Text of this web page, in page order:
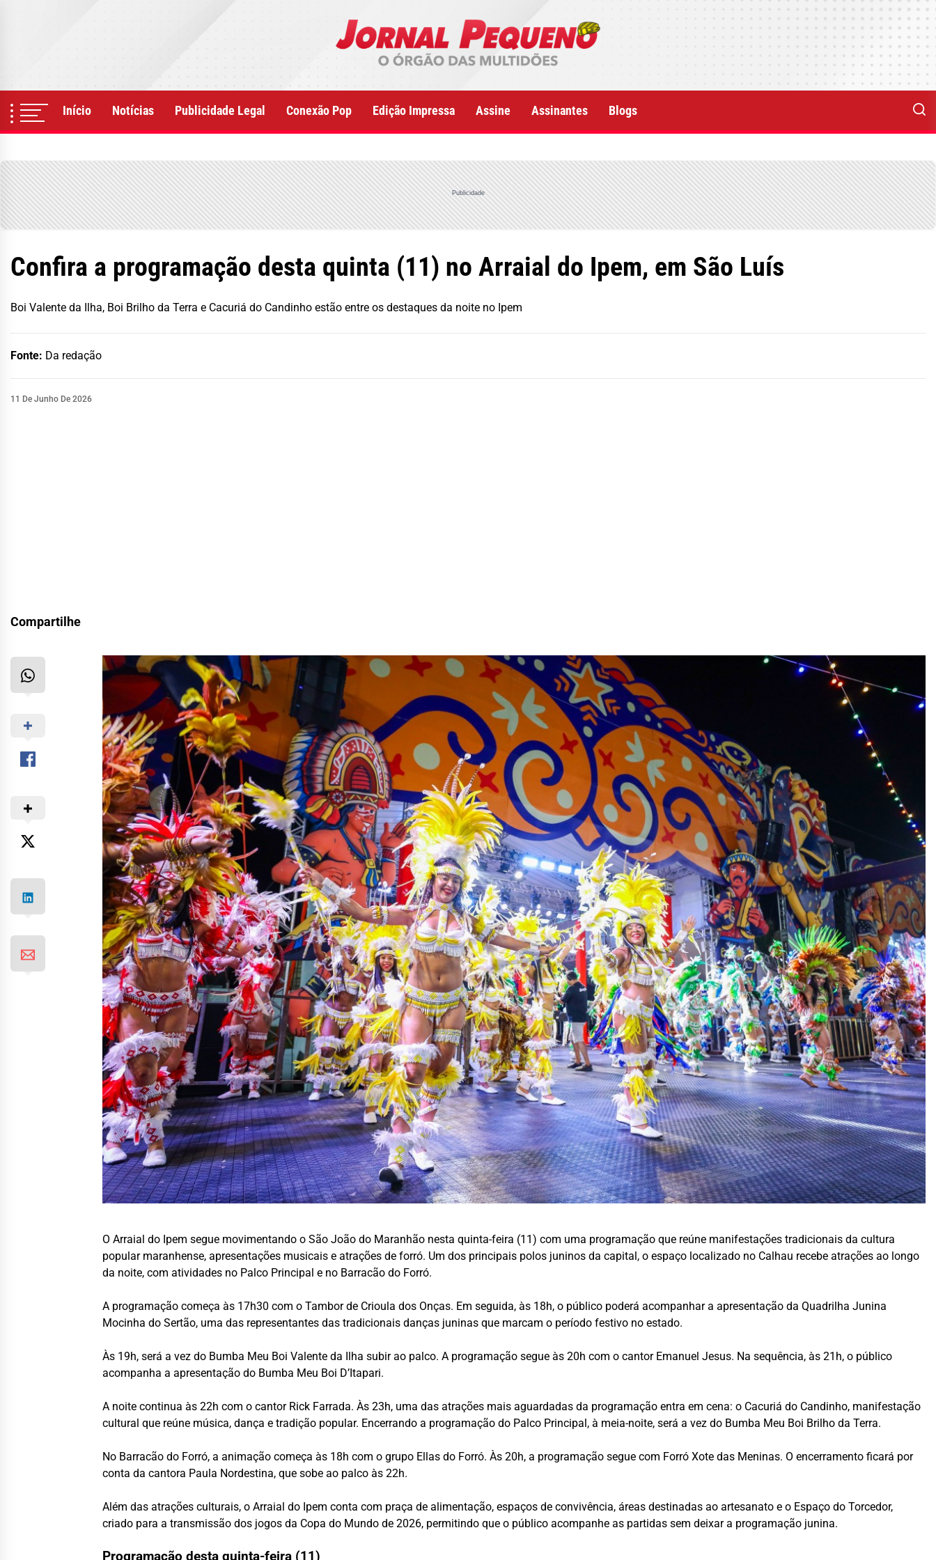
Início Notícias Publicidade Legal Conexão Pop Edição Impressa Assine Assinantes Blogs
Publicidade
Confira a programação desta quinta (11) no Arraial do Ipem, em São Luís
Boi Valente da Ilha, Boi Brilho da Terra e Cacuriá do Candinho estão entre os destaques da noite no Ipem
Fonte: Da redação
11 De Junho De 2026
Compartilhe
O Arraial do Ipem segue movimentando o São João do Maranhão nesta quinta-feira (11) com uma programação que reúne manifestações tradicionais da cultura
popular maranhense, apresentações musicais e atrações de forró. Um dos principais polos juninos da capital, o espaço localizado no Calhau recebe atrações ao longo
da noite, com atividades no Palco Principal e no Barracão do Forró.
A programação começa às 17h30 com o Tambor de Crioula dos Onças. Em seguida, às 18h, o público poderá acompanhar a apresentação da Quadrilha Junina
Mocinha do Sertão, uma das representantes das tradicionais danças juninas que marcam o período festivo no estado.
Às 19h, será a vez do Bumba Meu Boi Valente da Ilha subir ao palco. A programação segue às 20h com o cantor Emanuel Jesus. Na sequência, às 21h, o público
acompanha a apresentação do Bumba Meu Boi D’Itapari.
A noite continua às 22h com o cantor Rick Farrada. Às 23h, uma das atrações mais aguardadas da programação entra em cena: o Cacuriá do Candinho, manifestação
cultural que reúne música, dança e tradição popular. Encerrando a programação do Palco Principal, à meia-noite, será a vez do Bumba Meu Boi Brilho da Terra.
No Barracão do Forró, a animação começa às 18h com o grupo Ellas do Forró. Às 20h, a programação segue com Forró Xote das Meninas. O encerramento ficará por
conta da cantora Paula Nordestina, que sobe ao palco às 22h.
Além das atrações culturais, o Arraial do Ipem conta com praça de alimentação, espaços de convivência, áreas destinadas ao artesanato e o Espaço do Torcedor,
criado para a transmissão dos jogos da Copa do Mundo de 2026, permitindo que o público acompanhe as partidas sem deixar a programação junina.
Programação desta quinta-feira (11)